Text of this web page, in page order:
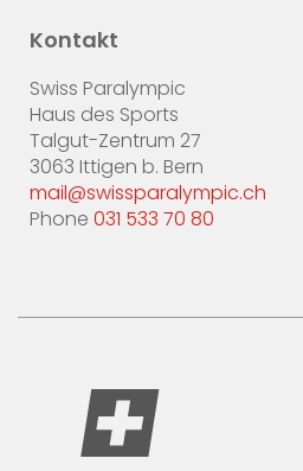
Kontakt
Swiss Paralympic
Haus des Sports
Talgut-Zentrum 27
3063 Ittigen b. Bern
mail@swissparalympic.ch
Phone 031 533 70 80